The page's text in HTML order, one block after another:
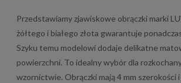
Przedstawiamy zjawiskowe obrączki marki
żółtego i białego złota gwarantuje
Szyku temu modelowi dodaje delikatne
powierzchni. To idealny wybór dla
wzornictwie. Obrączki mają 4 mm szerokości